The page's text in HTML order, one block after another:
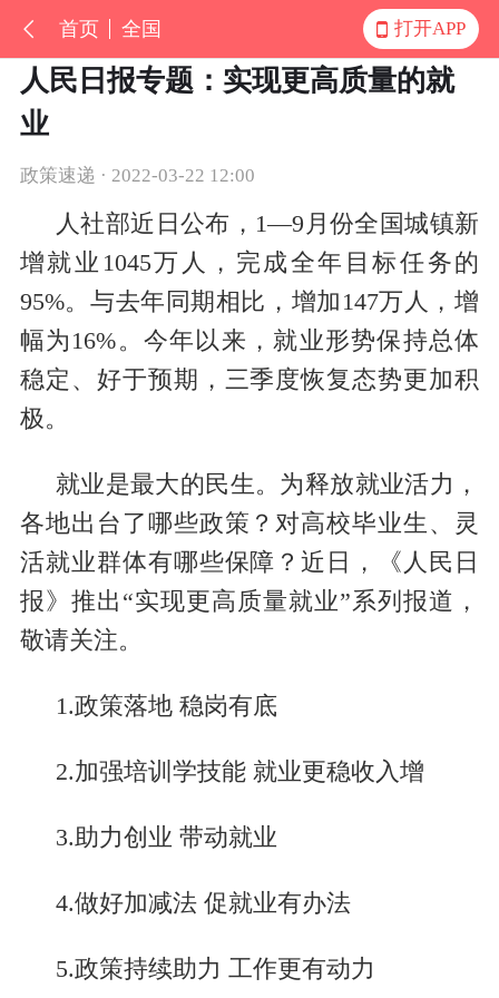
首页 全国 打开APP
人民日报专题：实现更高质量的就
业
政策速递 · 2022-03-22 12:00
人社部近日公布，1—9月份全国城镇新
增就业1045万人，完成全年目标任务的
95%。与去年同期相比，增加147万人，增
幅为16%。今年以来，就业形势保持总体
稳定、好于预期，三季度恢复态势更加积
极。
就业是最大的民生。为释放就业活力，
各地出台了哪些政策？对高校毕业生、灵
活就业群体有哪些保障？近日，《人民日
报》推出“实现更高质量就业”系列报道，
敬请关注。
1.政策落地 稳岗有底
2.加强培训学技能 就业更稳收入增
3.助力创业 带动就业
4.做好加减法 促就业有办法
5.政策持续助力 工作更有动力